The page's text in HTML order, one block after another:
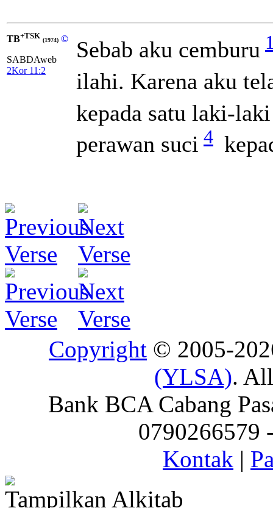
TB+TSK (1974) ©
SABDAweb
2Kor 11:2
Sebab aku cemburu
ilahi. Karena aku
kepada satu laki-
perawan suci 4
Copyright © 2005-
(YLSA).
Bank BCA Cabang
0790266579
Kontak |
Tampilkan Alkitab